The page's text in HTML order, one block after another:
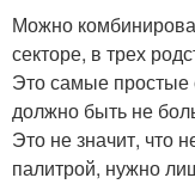
Можно
секторе, в трех
Это самые простые
должно быть не
Это не значит, что
палитрой, нужно